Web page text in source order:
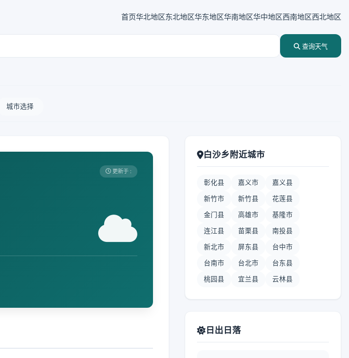
首页华北地区东北地区华东地区华南地区华中地区西南地区西北地区
查询天气
城市选择
更新于 :
白沙乡附近城市
彰化县 嘉义市 嘉义县
新竹市 新竹县 花莲县
金门县 高雄市 基隆市
连江县 苗栗县 南投县
新北市 屏东县 台中市
台南市 台北市 台东县
桃园县 宜兰县 云林县
日出日落